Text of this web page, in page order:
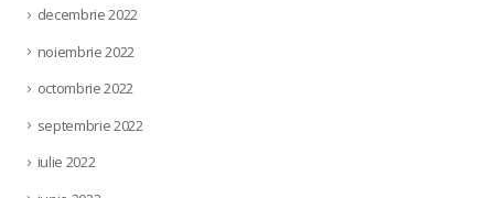
decembrie 2022
noiembrie 2022
octombrie 2022
septembrie 2022
iulie 2022